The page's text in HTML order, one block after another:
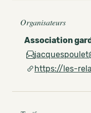
Organisateurs
Association
https://les-